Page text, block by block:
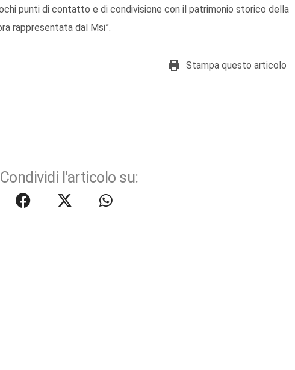
punti di contatto e di condivisione con il patrimonio storico della
rappresentata dal Msi”.
Stampa questo articolo
Condividi l'articolo su: